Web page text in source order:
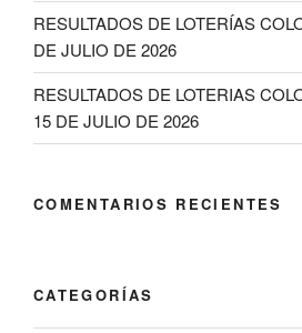
RESULTADOS DE LOTERÍAS
DE JULIO DE 2026
RESULTADOS DE LOTERIAS
15 DE JULIO DE 2026
COMENTARIOS RECIENTES
CATEGORÍAS